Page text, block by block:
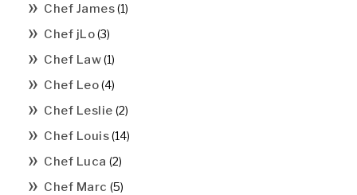
Chef James(1)
Chef jLo(3)
Chef Law(1)
Chef Leo(4)
Chef Leslie (2)
Chef Louis(14)
Chef Luca (2)
Chef Marc (5)